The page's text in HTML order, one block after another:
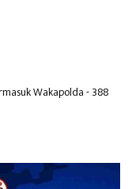
Wakapolda- 388